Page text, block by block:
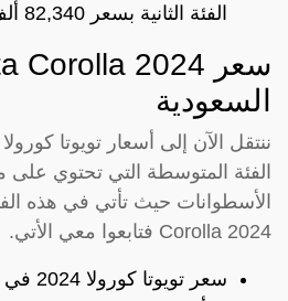
الفئة الثانية بسعر 82,340 ألف ريال سعودي.
السعودية
الفئة المتوسطة التي تحتوي
Corolla 2024 فتابعوا معي الأتي.